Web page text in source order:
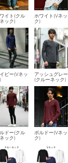
イト(クル
ック)
ホワイト(Vネッ
ク)
ビー(Vネッ
アッシュグレー
(クルーネック)
ドー(クル
ック)
ボルドー(Vネッ
ク)